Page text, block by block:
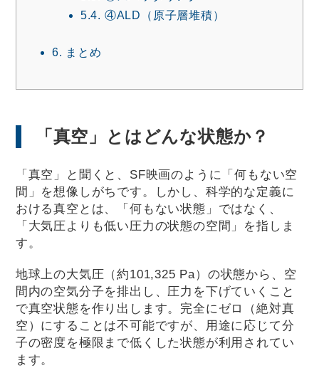
5.4. ④ALD（原子層堆積）
6. まとめ
「真空」とはどんな状態か？
「真空」と聞くと、SF映画のように「何もない空
間」を想像しがちです。しかし、科学的な定義に
おける真空とは、「何もない状態」ではなく、
「大気圧よりも低い圧力の状態の空間」を指しま
す。
地球上の大気圧（約101,325 Pa）の状態から、空
間内の空気分子を排出し、圧力を下げていくこと
で真空状態を作り出します。完全にゼロ（絶対真
空）にすることは不可能ですが、用途に応じて分
子の密度を極限まで低くした状態が利用されてい
ます。